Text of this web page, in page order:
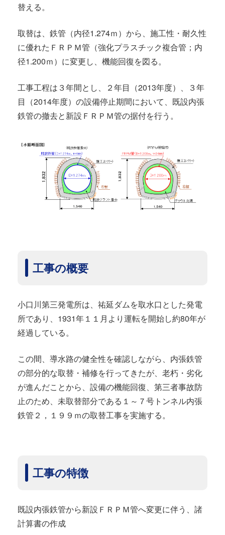
替える。
取替は、鉄管（内径1.274ｍ）から、施工性・耐久性
に優れたＦＲＰＭ管（強化プラスチック複合管；内
径1.200ｍ）に変更し、機能回復を図る。
工事工程は３年間とし、２年目（2013年度）、３年
目（2014年度）の設備停止期間において、既設内張
鉄管の撤去と新設ＦＲＰＭ管の据付を行う。
工事の概要
小口川第三発電所は、祐延ダムを取水口とした発電
所であり、1931年１１月より運転を開始し約80年が
経過している。
この間、導水路の健全性を確認しながら、内張鉄管
の部分的な取替・補修を行ってきたが、老朽・劣化
が進んだことから、設備の機能回復、第三者事故防
止のため、未取替部分である１～７号トンネル内張
鉄管２，１９９ｍの取替工事を実施する。
工事の特徴
既設内張鉄管から新設ＦＲＰＭ管へ変更に伴う、諸
計算書の作成